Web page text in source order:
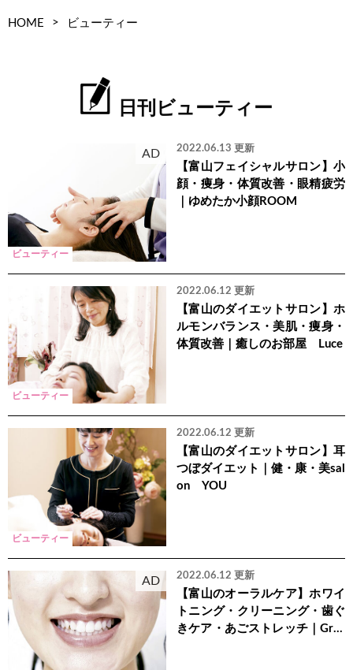
HOME > ビューティー
日刊ビューティー
AD
ビューティー
2022.06.13 更新
【富山フェイシャルサロン】小
顔・痩身・体質改善・眼精疲労
｜ゆめたか小顔ROOM
ビューティー
2022.06.12 更新
【富山のダイエットサロン】ホ
ルモンバランス・美肌・痩身・
体質改善｜癒しのお部屋 Luce
ビューティー
2022.06.12 更新
【富山のダイエットサロン】耳
つぼダイエット｜健・康・美sal
on YOU
AD 2022.06.12 更新
【富山のオーラルケア】ホワイ
トニング・クリーニング・歯ぐ
きケア・あごストレッチ｜Grac